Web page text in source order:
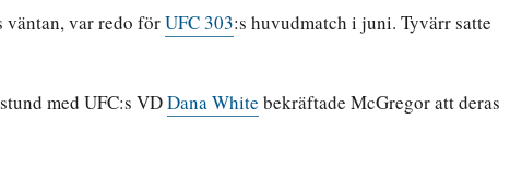
väntan, var redo förUFC 303:s huvudmatch i juni. Tyvärr satte
med UFC:s VDDana White bekräftade McGregor att deras